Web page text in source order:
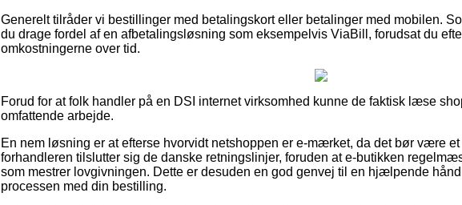
Generelt tilråder vi bestillinger med betalingskort eller betalinger med mobilen.
du drage fordel af en afbetalingsløsning som eksempelvis ViaBill, forudsat du
omkostningerne over tid.
Forud for at folk handler på en DSI internet virksomhed kunne de faktisk læse
omfattende arbejde.
En nem løsning er at efterse hvorvidt netshoppen er e-mærket, da det bør være
forhandleren tilslutter sig de danske retningslinjer, foruden at e-butikken
som mestrer lovgivningen. Dette er desuden en god genvej til en hjælpende
processen med din bestilling.